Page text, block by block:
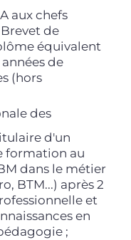
aux chefs
de
équivalent
de
(hors
des
d'un
formation au
dans le métier
BTM...) après 2
et
en
;